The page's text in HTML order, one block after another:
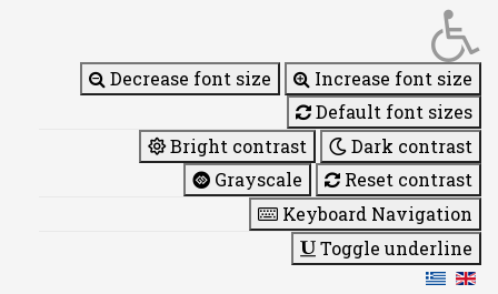
Decrease font size
Increase font size
Default font sizes
Bright contrast
Dark contrast
Grayscale
Reset contrast
Keyboard Navigation
Toggle underline